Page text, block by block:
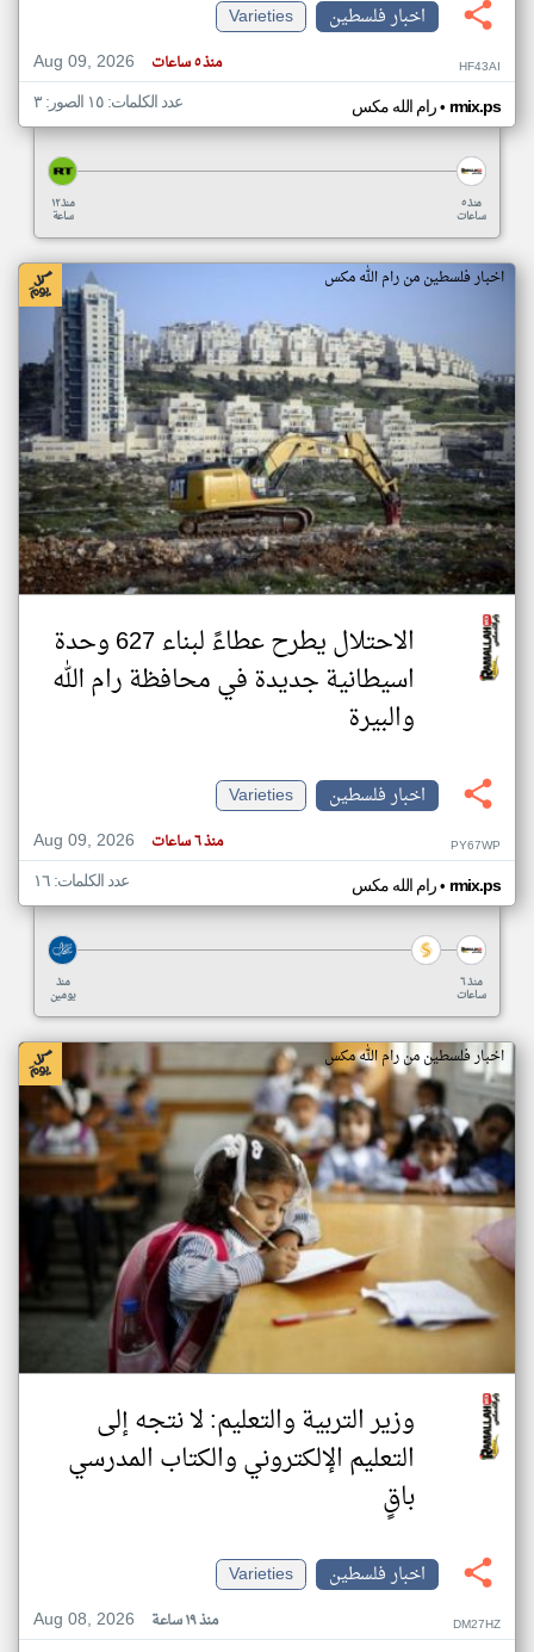
اخبار فلسطين
Varieties
Aug 09, 2026
منذ ٥ ساعات HF43AI
رام الله مكس• rmix.ps عدد الكلمات: ١٥ الصور: ٣
منذ ١٢
ساعة
منذ ٥
ساعات
اخبار فلسطين من رام الله مكس
الاحتلال يطرح عطاءً لبناء 627 وحدة
اسيطانية جديدة في محافظة رام الله
والبيرة
اخبار فلسطين
Varieties
Aug 09, 2026
منذ ٦ ساعات PY67WP
رام الله مكس• rmix.ps عدد الكلمات: ١٦
منذ
يومين
منذ ٦
ساعات
اخبار فلسطين من رام الله مكس
وزير التربية والتعليم: لا نتجه إلى
التعليم الإلكتروني والكتاب المدرسي
باقٍ
اخبار فلسطين
Varieties
Aug 08, 2026
منذ ١٩ ساعة DM27HZ